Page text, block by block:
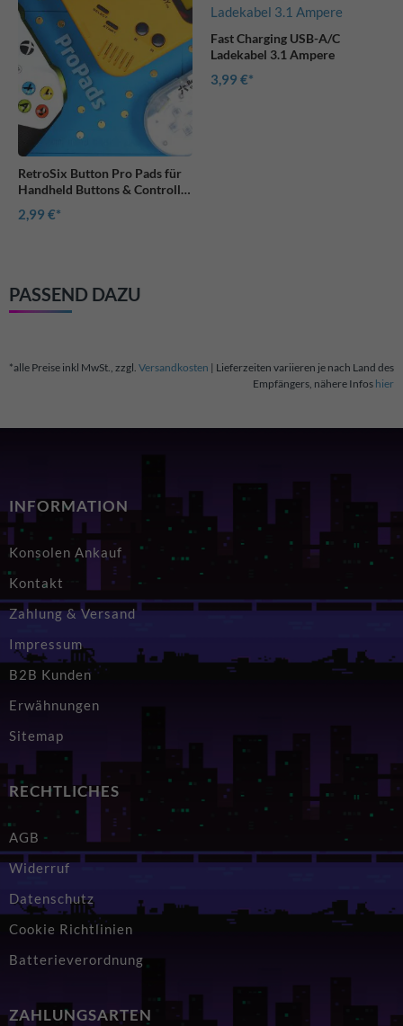
RetroSix Button Pro Pads für
Handheld Buttons & Controller
2,99 €
Fast Charging USB-A/C
Ladekabel 3.1 Ampere
3,99 €
PASSEND DAZU
*alle Preise inkl MwSt., zzgl. Versandkosten | Lieferzeiten variieren je nach Land des
Empfängers, nähere Infos hier
INFORMATION
Konsolen Ankauf
Kontakt
Zahlung & Versand
Impressum
B2B Kunden
Erwähnungen
Sitemap
RECHTLICHES
AGB
Widerruf
Datenschutz
Cookie Richtlinien
Batterieverordnung
ZAHLUNGSARTEN